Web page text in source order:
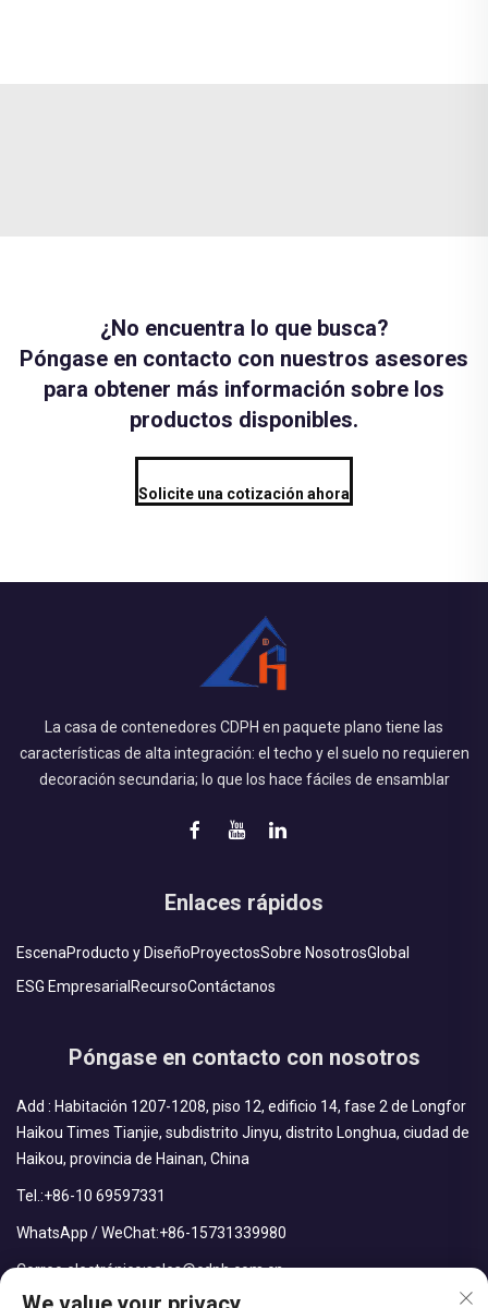
¿No encuentra lo que busca?
Póngase en contacto con nuestros asesores
para obtener más información sobre los
productos disponibles.
Solicite una cotización ahora
La casa de contenedores CDPH en paquete plano tiene las
características de alta integración: el techo y el suelo no requieren
decoración secundaria; lo que los hace fáciles de ensamblar
Enlaces rápidos
EscenaProducto y DiseñoProyectosSobre NosotrosGlobal
ESG Empresarial RecursoContáctanos
Póngase en contacto con nosotros
Add : Habitación 1207-1208, piso 12, edificio 14, fase 2 de Longfor
Haikou Times Tianjie, subdistrito Jinyu, distrito Longhua, ciudad de
Haikou, provincia de Hainan, China
Tel.:+86-10 69597331
WhatsApp / WeChat:+86-15731339980
Correo electrónico:sales@cdph.com.cn